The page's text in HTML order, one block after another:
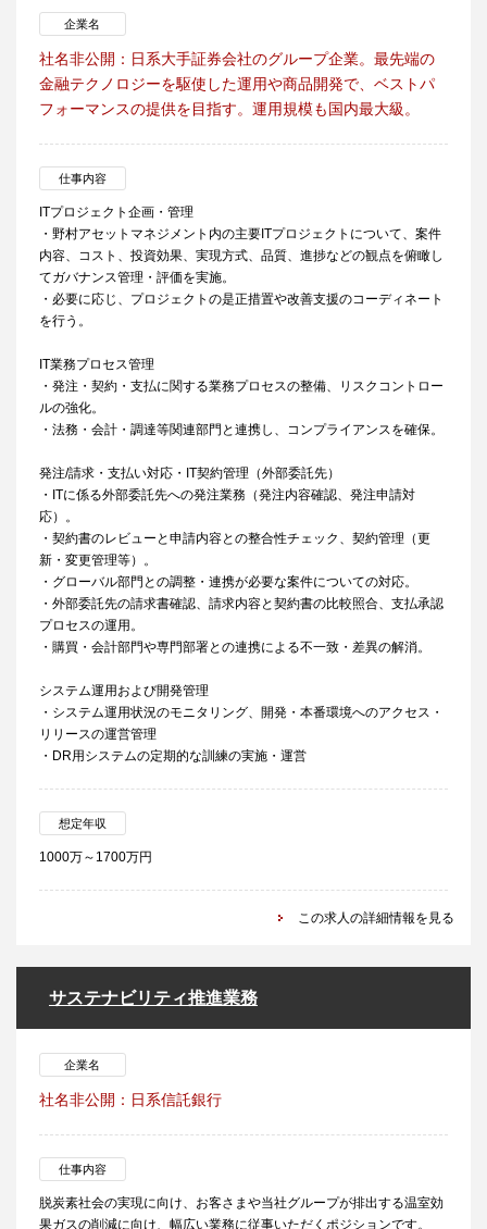
企業名
社名非公開：日系大手証券会社のグループ企業。最先端の
金融テクノロジーを駆使した運用や商品開発で、ベストパ
フォーマンスの提供を目指す。運用規模も国内最大級。
仕事内容
ITプロジェクト企画・管理
・野村アセットマネジメント内の主要ITプロジェクトについて、案件
内容、コスト、投資効果、実現方式、品質、進捗などの観点を俯瞰し
てガバナンス管理・評価を実施。
・必要に応じ、プロジェクトの是正措置や改善支援のコーディネート
を行う。
IT業務プロセス管理
・発注・契約・支払に関する業務プロセスの整備、リスクコントロー
ルの強化。
・法務・会計・調達等関連部門と連携し、コンプライアンスを確保。
発注/請求・支払い対応・IT契約管理（外部委託先）
・ITに係る外部委託先への発注業務（発注内容確認、発注申請対
応）。
・契約書のレビューと申請内容との整合性チェック、契約管理（更
新・変更管理等）。
・グローバル部門との調整・連携が必要な案件についての対応。
・外部委託先の請求書確認、請求内容と契約書の比較照合、支払承認
プロセスの運用。
・購買・会計部門や専門部署との連携による不一致・差異の解消。
システム運用および開発管理
・システム運用状況のモニタリング、開発・本番環境へのアクセス・
リリースの運営管理
・DR用システムの定期的な訓練の実施・運営
想定年収
1000万～1700万円
この求人の詳細情報を見る
サステナビリティ推進業務
企業名
社名非公開：日系信託銀行
仕事内容
脱炭素社会の実現に向け、お客さまや当社グループが排出する温室効
果ガスの削減に向け、幅広い業務に従事いただくポジションです。